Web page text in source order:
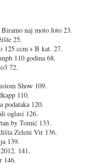
naj moto foto 23.
25.
125 ccm s B kat. 27.
110 godina 68.
72.
Show 109.
110.
podataka 120.
oglasi 126.
by Tomić 133.
Zeleni Vir 136.
139.
141.
146.